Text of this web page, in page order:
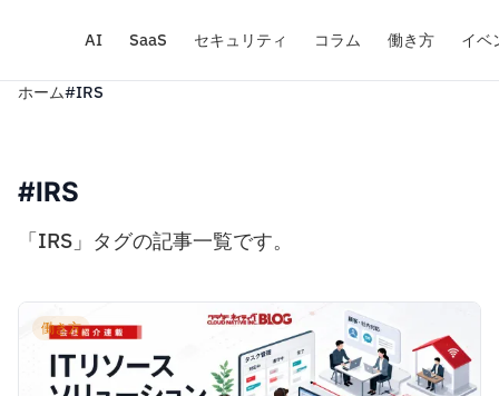
AI SaaS セキュリティ コラム 働き方 イベ
ホーム#IRS
#IRS
「IRS」タグの記事一覧です。
働き方